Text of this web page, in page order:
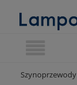
Szynoprzewody